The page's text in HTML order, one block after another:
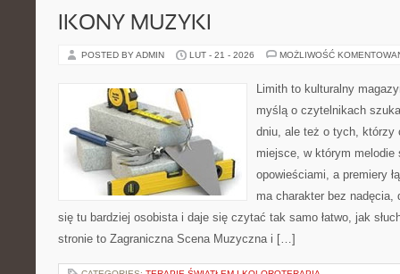
IKONY MUZYKI
POSTED BY ADMIN LUT - 21 - 2026 MOŻLIWOŚĆ
Limith to kulturalny
myślą o czytelnikach
dniu, ale też o tych, którzy
miejsce, w którym melodie
opowieściami, a premiery
ma charakter bez
się tu bardziej osobista i daje się czytać tak samo łatwo, jak
stronie to Zagraniczna Scena Muzyczna i […]